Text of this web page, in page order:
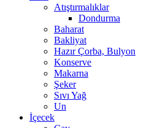
Atıştırmalıklar
Dondurma
Baharat
Bakliyat
Hazır Çorba, Bulyon
Konserve
Makarna
Şeker
Sıvı Yağ
Un
İçecek